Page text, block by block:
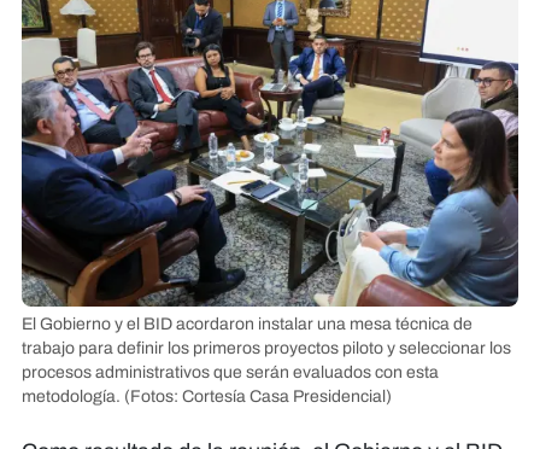
El Gobierno y el BID acordaron instalar una mesa técnica de
trabajo para definir los primeros proyectos piloto y seleccionar los
procesos administrativos que serán evaluados con esta
metodología. (Fotos: Cortesía Casa Presidencial)